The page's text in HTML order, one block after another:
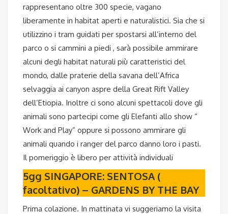
rappresentano oltre 300 specie, vagano
liberamente in habitat aperti e naturalistici. Sia che si
utilizzino i tram guidati per spostarsi all’interno del
parco o si cammini a piedi , sarà possibile ammirare
alcuni degli habitat naturali più caratteristici del
mondo, dalle praterie della savana dell’Africa
selvaggia ai canyon aspre della Great Rift Valley
dell’Etiopia. Inoltre ci sono alcuni spettacoli dove gli
animali sono partecipi come gli Elefanti allo show “
Work and Play” oppure si possono ammirare gli
animali quando i ranger del parco danno loro i pasti.
Il pomeriggio è libero per attività individuali
5gg SINGAPORE: SENTOSA (
facoltativo) – GARDENS BY THE BAY
Prima colazione. In mattinata vi suggeriamo la visita